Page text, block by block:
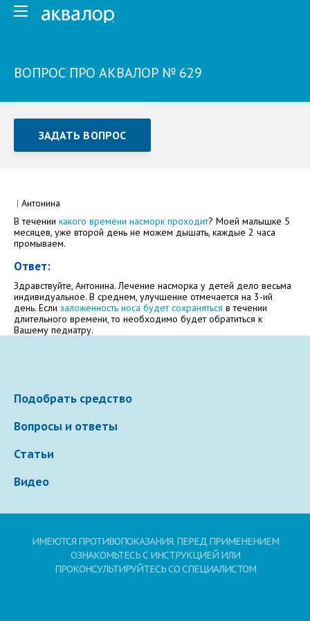
ВОПРОС ПРО АКВАЛОР № 629
ЗАДАТЬ ВОПРОС
Как Вас зовут
Электронная почта
соглашениесайта.
| Антонина
В течении какого времени насморк проходит? Моей малышке 5
месяцев, уже второй день не можем дышать, каждые 2 часа
промываем.
Ответ:
Здравствуйте, Антонина. Лечение насморка у детей дело весьма
индивидуальное. В среднем, улучшение отмечается на 3-ий
день. Если заложенность носа будет сохраняться в течении
длительного времени, то необходимо будет обратиться к
Вашему педиатру.
Подобрать средство
Вопросы и ответы
Статьи
Видео
ИМЕЮТСЯ ПРОТИВОПОКАЗАНИЯ. ПЕРЕД ПРИМЕНЕНИЕМ
ОЗНАКОМЬТЕСЬ С ИНСТРУКЦИЕЙ ИЛИ
ПРОКОНСУЛЬТИРУЙТЕСЬ СО СПЕЦИАЛИСТОМ